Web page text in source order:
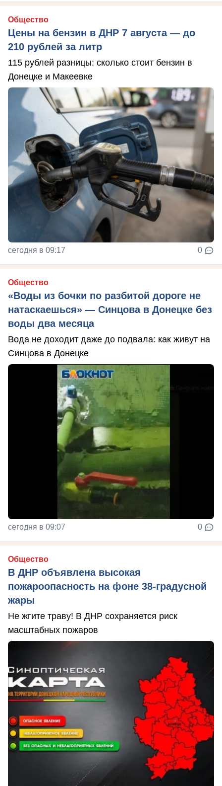
Общество
Цены на бензин в ДНР 7 августа — до
210 рублей за литр
115 рублей разницы: сколько стоит бензин в
Донецке и Макеевке
сегодня в 09:17 0
Общество
«Воды из бочки по разбитой дороге не
натаскаешься» — Синцова в Донецке без
воды два месяца
Вода не доходит даже до подвала: как живут на
Синцова в Донецке
сегодня в 09:07 0
Общество
В ДНР объявлена высокая
пожароопасность на фоне 38-градусной
жары
Не жгите траву! В ДНР сохраняется риск
масштабных пожаров